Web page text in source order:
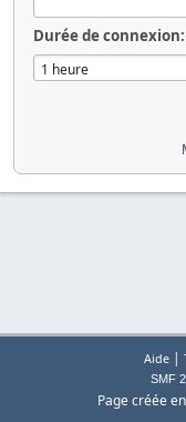
Durée de connexion:
Aide|
SMF
Page créée